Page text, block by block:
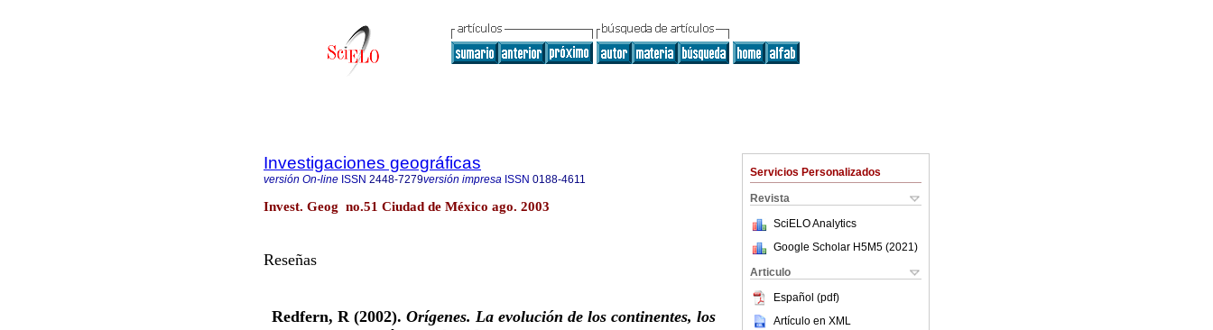
Servicios Personalizados
Revista
SciELO Analytics
Google Scholar H5M5 (2021 )
Articulo
Español (pdf)
Artículo en XML
Investigaciones geográficas
versión On-line ISSN 2448-7279versión impresa ISSN 0188-4611
Invest. Geog no.51 Ciudad de México ago. 2003
Reseñas
Redfern, R (2002). Orígenes. La evolución de los continentes, los